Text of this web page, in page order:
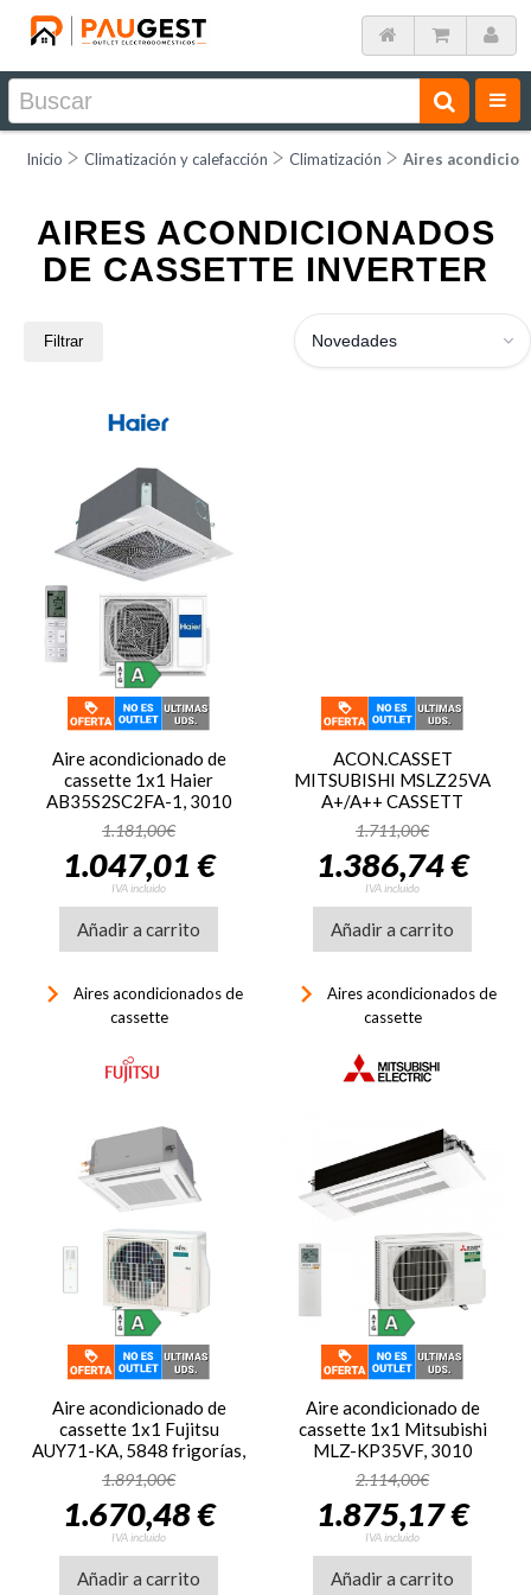
Inicio Climatización y calefacción Climatización Aires
AIRES ACONDICIONADOS
DE CASSETTE INVERTER
Filtrar Novedades
Aire acondicionado de
cassette 1x1 Haier
AB35S2SC2FA-1, 3010
frigorías, 3440 calorías,
clase A++/A, Inverter, WiFi,
blanco
1.181,00€
1.047,01 €
IVA incluido
Añadir a carrito
keyboard_arrow_right
Aires acondicionados de
cassette
ACON.CASSET
MITSUBISHI MSLZ25VA
A+/A++ CASSETT
1.711,00€
1.386,74 €
IVA incluido
Añadir a carrito
keyboard_arrow_right
Aires acondicionados de
cassette
Aire acondicionado de
cassette 1x1 Fujitsu
AUY71-KA, 5848 frigorías,
6450 calorías, clase A+/A,
36dB-49dB, Inverter,
blanco
1.891,00€
1.670,48 €
IVA incluido
Añadir a carrito
Aire acondicionado de
cassette 1x1 Mitsubishi
MLZ-KP35VF, 3010
frigorías, 3526 calorías,
clase A++/A++, 27dB-40dB,
Inverter, gas R-32, blanco
2.114,00€
1.875,17 €
IVA incluido
Añadir a carrito